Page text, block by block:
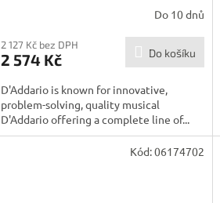
Do 10 dnů
2 127 Kč bez DPH
2 574 Kč Do košíku
D'Addario is known for innovative,
problem-solving, quality musical
D'Addario offering a complete line of...
Kód:06174702